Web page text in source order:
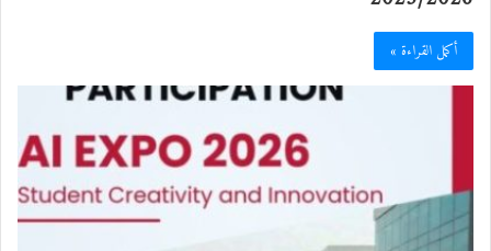
أكمل القراءة »